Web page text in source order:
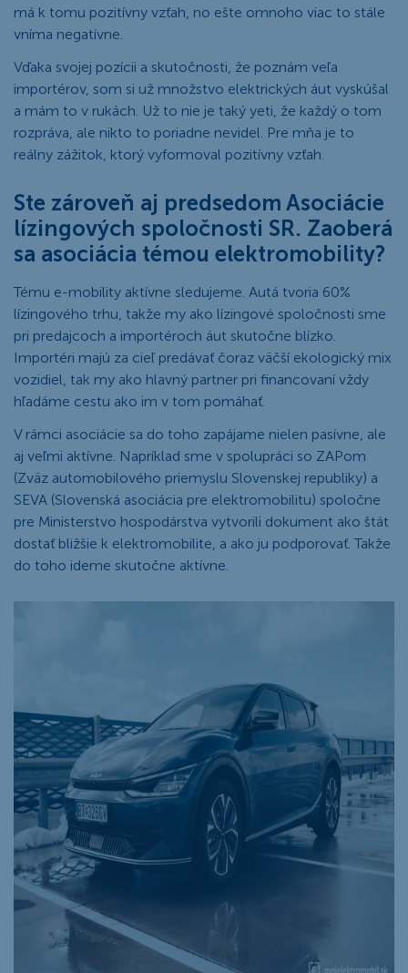
má k tomu pozitívny vzťah, no ešte omnoho viac to stále
vníma negatívne.
Vďaka svojej pozícii a skutočnosti, že poznám veľa
importérov, som si už množstvo elektrických áut vyskúšal
a mám to v rukách. Už to nie je taký yeti, že každý o tom
rozpráva, ale nikto to poriadne nevidel. Pre mňa je to
reálny zážitok, ktorý vyformoval pozitívny vzťah.
Ste zároveň aj predsedom Asociácie
lízingových spoločnosti SR. Zaoberá
sa asociácia témou elektromobility?
Tému e-mobility aktívne sledujeme. Autá tvoria 60%
lízingového trhu, takže my ako lízingové spoločnosti sme
pri predajcoch a importéroch áut skutočne blízko.
Importéri majú za cieľ predávať čoraz väčší ekologický mix
vozidiel, tak my ako hlavný partner pri financovaní vždy
hľadáme cestu ako im v tom pomáhať.
V rámci asociácie sa do toho zapájame nielen pasívne, ale
aj veľmi aktívne. Napríklad sme v spolupráci so ZAPom
(Zväz automobilového priemyslu Slovenskej republiky) a
SEVA (Slovenská asociácia pre elektromobilitu) spoločne
pre Ministerstvo hospodárstva vytvorili dokument ako štát
dostať bližšie k elektromobilite, a ako ju podporovať. Takže
do toho ideme skutočne aktívne.